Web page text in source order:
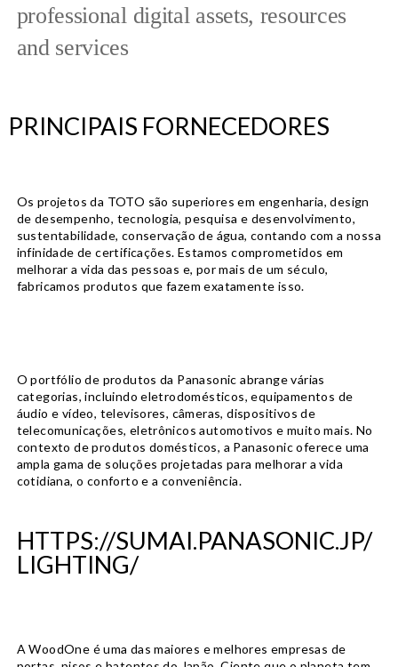
professional digital assets, resources
and services
PRINCIPAIS FORNECEDORES
Os projetos da TOTO são superiores em engenharia, design
de desempenho, tecnologia, pesquisa e desenvolvimento,
sustentabilidade, conservação de água, contando com a nossa
infinidade de certificações. Estamos comprometidos em
melhorar a vida das pessoas e, por mais de um século,
fabricamos produtos que fazem exatamente isso.
O portfólio de produtos da Panasonic abrange várias
categorias, incluindo eletrodomésticos, equipamentos de
áudio e vídeo, televisores, câmeras, dispositivos de
telecomunicações, eletrônicos automotivos e muito mais. No
contexto de produtos domésticos, a Panasonic oferece uma
ampla gama de soluções projetadas para melhorar a vida
cotidiana, o conforto e a conveniência.
HTTPS://SUMAI.PANASONIC.JP/
LIGHTING/
A WoodOne é uma das maiores e melhores empresas de